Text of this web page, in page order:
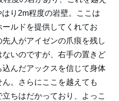
り2m程度の岩壁。ここは
ルドを提供してくれてお
人がアイゼンの爪痕を残し
いのですが、右手の置きど
んだアックスを信じて身体
。さらにここを越えても
ちはだかっており、よっこ